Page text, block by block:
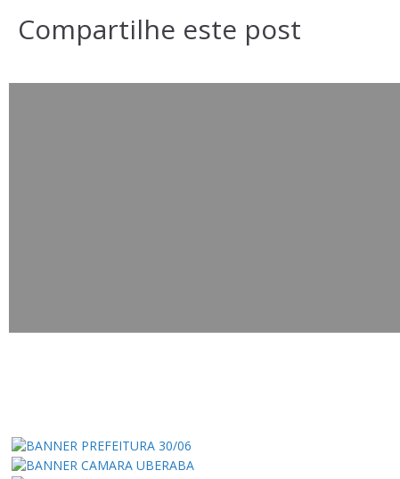
Compartilhe este post